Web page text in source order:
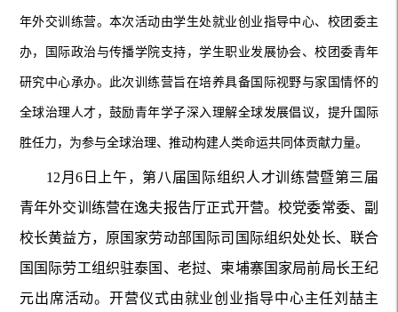
年外交训练营。本次活动由学生处就业创业指导中心、校团委主
办，国际政治与传播学院支持，学生职业发展协会、校团委青年
研究中心承办。此次训练营旨在培养具备国际视野与家国情怀的
全球治理人才，鼓励青年学子深入理解全球发展倡议，提升国际
胜任力，为参与全球治理、推动构建人类命运共同体贡献力量。
12月6日上午，第八届国际组织人才训练营暨第三届
青年外交训练营在逸夫报告厅正式开营。校党委常委、副
校长黄益方，原国家劳动部国际司国际组织处处长、联合
国国际劳工组织驻泰国、老挝、柬埔寨国家局前局长王纪
元出席活动。开营仪式由就业创业指导中心主任刘喆主